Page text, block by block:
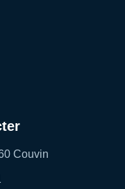
Couvin